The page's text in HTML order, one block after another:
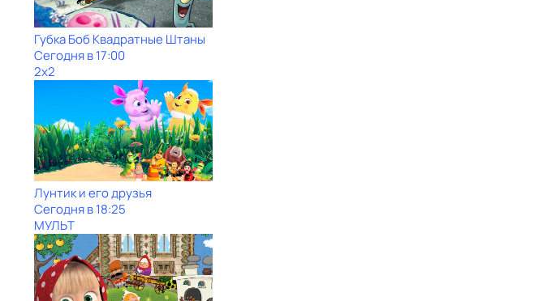
Губка Боб Квадратные Штаны
Сегодня в 17:00
2x2
Лунтик и его друзья
Сегодня в 18:25
МУЛЬТ